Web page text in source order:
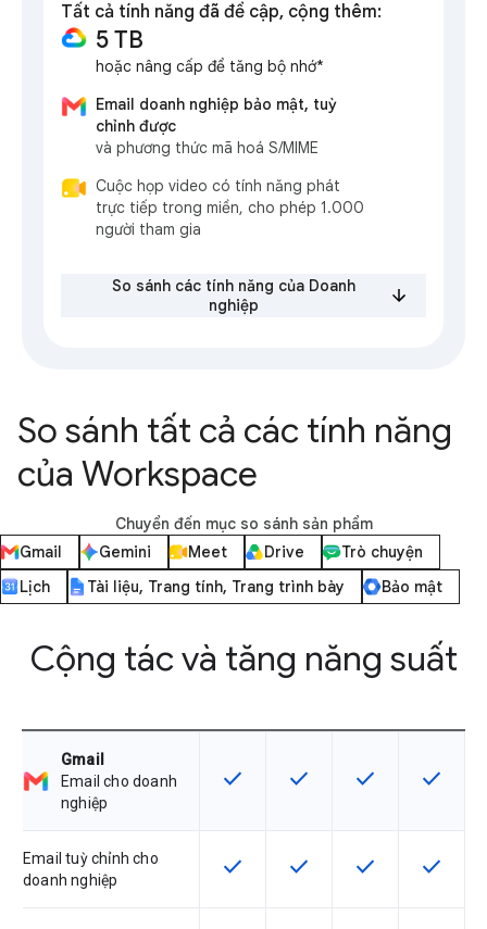
Tất cả tính năng đã đề cập, cộng thêm:
5 TB
hoặc nâng cấp để tăng bộ nhớ*
Email doanh nghiệp bảo mật, tuỳ
chỉnh được
và phương thức mã hoá S/MIME
Cuộc họp video có tính năng phát
trực tiếp trong miền, cho phép 1.000
người tham gia
So sánh các tính năng của Doanh
nghiệp
So sánh tất cả các tính năng
của Workspace
Chuyển đến mục so sánh sản phẩm
Gmail
Gemini Meet Drive
Trò chuyện
Lịch
Tài liệu, Trang tính, Trang trình bày Bảo mật
Cộng tác và tăng năng suất
Gmail
Email cho doanh
nghiệp
SKU có hỗ trợ tính năng này
check SKU có hỗ trợ tính năng
check SKU có hỗ trợ
check SKU có
check
Email tuỳ chỉnh cho
doanh nghiệp
SKU có hỗ trợ tính năng này
check SKU có hỗ trợ tính năng
check SKU có hỗ trợ
check SKU có
check